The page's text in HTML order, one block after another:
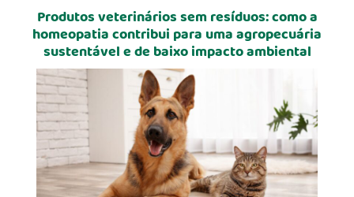
Produtos veterinários sem resíduos: como a
homeopatia contribui para uma agropecuária
sustentável e de baixo impacto ambiental